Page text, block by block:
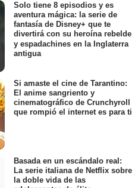
Solo tiene 8 episodios y es
aventura mágica: la serie de
fantasía de Disney+ que te
divertirá con su heroína rebelde
y espadachines en la Inglaterra
antigua
Si amaste el cine de Tarantino:
El anime sangriento y
cinematográfico de Crunchyroll
que rompió el internet es para ti
Basada en un escándalo real:
La serie italiana de Netflix sobre
la doble vida de las